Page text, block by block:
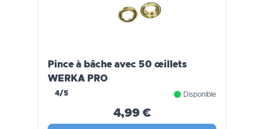
Pince à bâche avec 50 œillets
WERKA PRO
4/5 Disponible
4,99 €